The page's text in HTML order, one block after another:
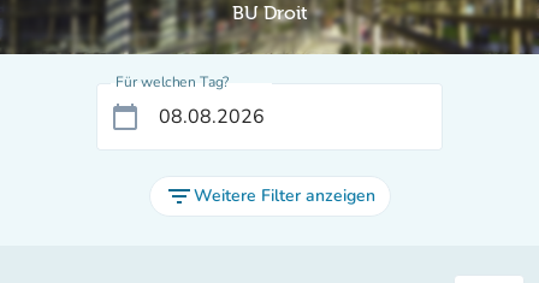
BU Droit
Für welchen Tag?
calendar_today
filter_listWeitere Filter anzeigen